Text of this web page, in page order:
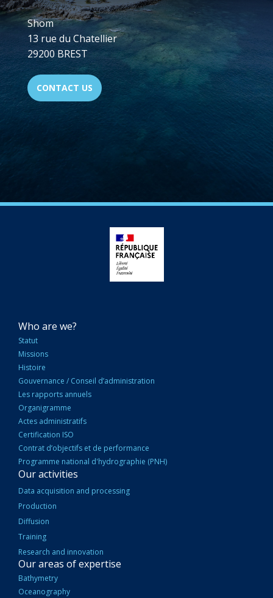
Shom
13 rue du Chatellier
29200 BREST
CONTACT US
NAVIGATION
PRINCIPALE
Who are we?
Statut
Missions
Histoire
Gouvernance / Conseil d’administration
Les rapports annuels
Organigramme
Actes administratifs
Certification ISO
Contrat d’objectifs et de performance
Programme national d'hydrographie (PNH)
Our activities
Data acquisition and processing
Production
Diffusion
Training
Research and innovation
Our areas of expertise
Bathymetry
Oceanography